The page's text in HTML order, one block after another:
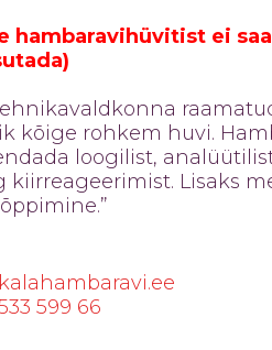
hambaravihüvitist ei
kõige rohkem huvi.
loogilist,
Lisaks
599 66